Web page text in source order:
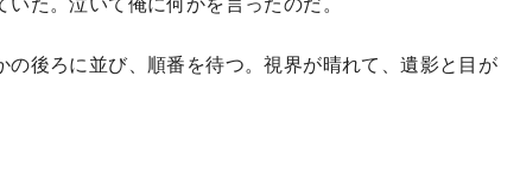
後ろに並び、順番を待つ。視界が晴れて、遺影と目が